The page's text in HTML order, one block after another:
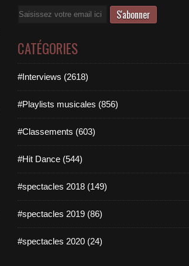
Email
CATÉGORIES
#Interviews (2618)
#Playlists musicales (856)
#Classements (603)
#Hit Dance (544)
#spectacles 2018 (149)
#spectacles 2019 (86)
#spectacles 2020 (24)